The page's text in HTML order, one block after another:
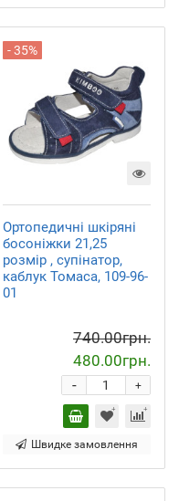
- 35%
Ортопедичні шкіряні
босоніжки 21,25
розмір , супінатор,
каблук Томаса, 109-96-
01
740.00грн.
480.00грн.
+
-
Швидке замовлення